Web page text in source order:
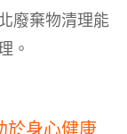
廢棄物清理能
。
於身心健康